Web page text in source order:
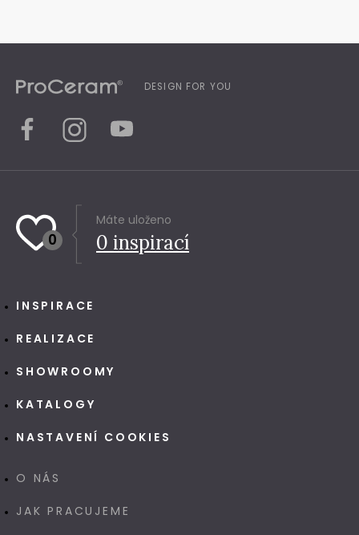
DESIGN FOR YOU
0
Máte uloženo
0 inspirací
INSPIRACE
REALIZACE
SHOWROOMY
KATALOGY
NASTAVENÍ COOKIES
O NÁS
JAK PRACUJEME